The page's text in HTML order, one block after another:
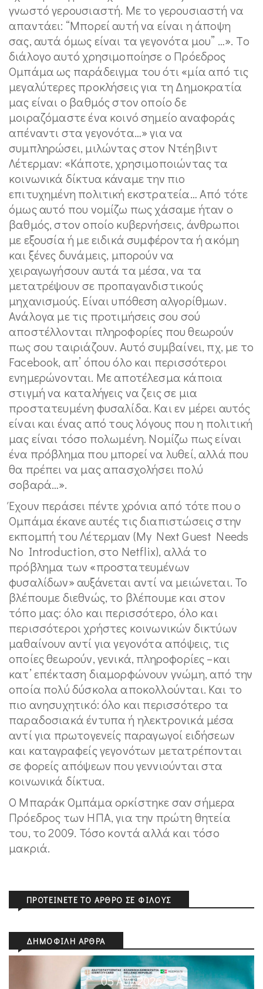
γνωστό γερουσιαστή. Με το γερουσιαστή να
απαντάει: “Μπορεί αυτή να είναι η άποψη
σας, αυτά όμως είναι τα γεγονότα μου” …». Tο
διάλογο αυτό χρησιμοποίησε ο Πρόεδρος
Ομπάμα ως παράδειγμα του ότι «μία από τις
μεγαλύτερες προκλήσεις για τη Δημοκρατία
μας είναι ο βαθμός στον οποίο δε
μοιραζόμαστε ένα κοινό σημείο αναφοράς
απέναντι στα γεγονότα…» για να
συμπληρώσει, μιλώντας στον Ντέηβιντ
Λέτερμαν: «Κάποτε, χρησιμοποιώντας τα
κοινωνικά δίκτυα κάναμε την πιο
επιτυχημένη πολιτική εκστρατεία… Από τότε
όμως αυτό που νομίζω πως χάσαμε ήταν ο
βαθμός, στον οποίο κυβερνήσεις, άνθρωποι
με εξουσία ή με ειδικά συμφέροντα ή ακόμη
και ξένες δυνάμεις, μπορούν να
χειραγωγήσουν αυτά τα μέσα, να τα
μετατρέψουν σε προπαγανδιστικούς
μηχανισμούς. Είναι υπόθεση αλγορίθμων.
Ανάλογα με τις προτιμήσεις σου σού
αποστέλλονται πληροφορίες που θεωρούν
πως σου ταιριάζουν. Αυτό συμβαίνει, πχ, με το
Faceboοk, απ’ όπου όλο και περισσότεροι
ενημερώνονται. Με αποτέλεσμα κάποια
στιγμή να καταλήγεις να ζεις σε μια
προστατευμένη φυσαλίδα. Και εν μέρει αυτός
είναι και ένας από τους λόγους που η πολιτική
μας είναι τόσο πολωμένη. Νομίζω πως είναι
ένα πρόβλημα που μπορεί να λυθεί, αλλά που
θα πρέπει να μας απασχολήσει πολύ
σοβαρά…».
Έχουν περάσει πέντε χρόνια από τότε που ο
Ομπάμα έκανε αυτές τις διαπιστώσεις στην
εκπομπή του Λέτερμαν (My Next Guest Needs
No Introduction, στο Netflix), αλλά το
πρόβλημα των «προστατευμένων
φυσαλίδων» αυξάνεται αντί να μειώνεται. Το
βλέπουμε διεθνώς, το βλέπουμε και στον
τόπο μας: όλο και περισσότερο, όλο και
περισσότεροι χρήστες κοινωνικών δικτύων
μαθαίνουν αντί για γεγονότα απόψεις, τις
οποίες θεωρούν, γενικά, πληροφορίες –και
κατ’ επέκταση διαμορφώνουν γνώμη, από την
οποία πολύ δύσκολα αποκολλούνται. Και το
πιο ανησυχητικό: όλο και περισσότερο τα
παραδοσιακά έντυπα ή ηλεκτρονικά μέσα
αντί για πρωτογενείς παραγωγοί ειδήσεων
και καταγραφείς γεγονότων μετατρέπονται
σε φορείς απόψεων που γεννιούνται στα
κοινωνικά δίκτυα.
Ο Μπαράκ Ομπάμα ορκίστηκε σαν σήμερα
Πρόεδρος των ΗΠΑ, για την πρώτη θητεία
του, το 2009. Τόσο κοντά αλλά και τόσο
μακριά.
ΠΡΟΤΕΊΝΕΤΕ ΤΟ ΆΡΘΡΟ ΣΕ ΦΊΛΟΥΣ
ΔΗΜΟΦΙΛΉ ΆΡΘΡΑ
05 Αυγ 2026